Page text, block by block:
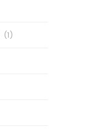
(1)